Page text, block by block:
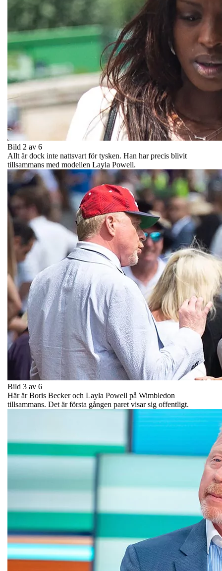
Bild 2 av 6
Allt är dock inte nattsvart för tysken. Han har precis blivit
tillsammans med modellen Layla Powell.
Bild 3 av 6
Här är Boris Becker och Layla Powell på Wimbledon
tillsammans. Det är första gången paret visar sig offentligt.